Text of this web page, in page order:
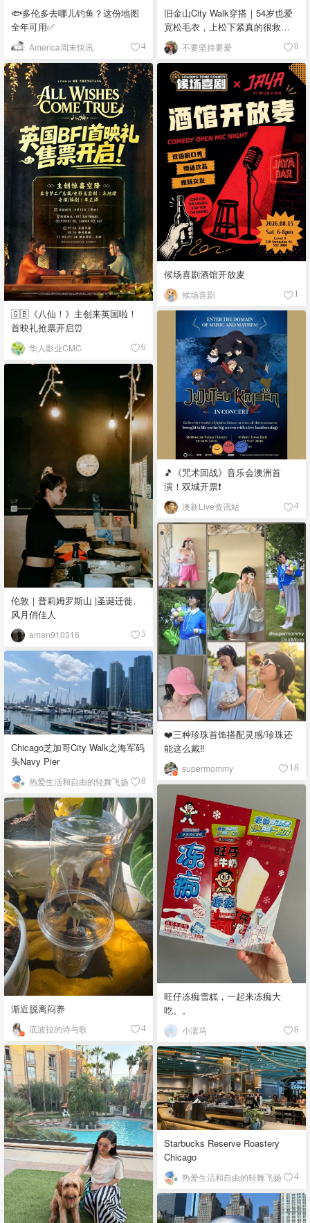
🐟多伦多去哪儿钓鱼？这份地图
全年可用✅
America周末快讯 4
旧金山City Walk穿搭｜54岁也爱
宽松毛衣，上松下紧真的很救比
例
不要坚持要爱 8
🇬🇧《八仙！》主创来英国啦！
首映礼抢票开启⏰
华人影业CMC 6
候场喜剧酒馆开放麦
候场喜剧 1
🎵《咒术回战》音乐会澳洲首
演！双城开票❗️
澳新Live资讯站 4
伦敦｜普莉姆罗斯山 |圣诞迁徙,
风月俏佳人
aman910316 5
❤️三种珍珠首饰搭配灵感/珍珠还
能这么戴‼️
supermommy 18
Chicago芝加哥City Walk之海军码
头Navy Pier
热爱生活和自由的轻舞飞扬 8
旺仔冻痴雪糕，一起来冻痴大
吃。。
小濡马 8
渐近脱离闷养
底波拉的诗与歌 4
Starbucks Reserve Roastery
Chicago
热爱生活和自由的轻舞飞扬 4